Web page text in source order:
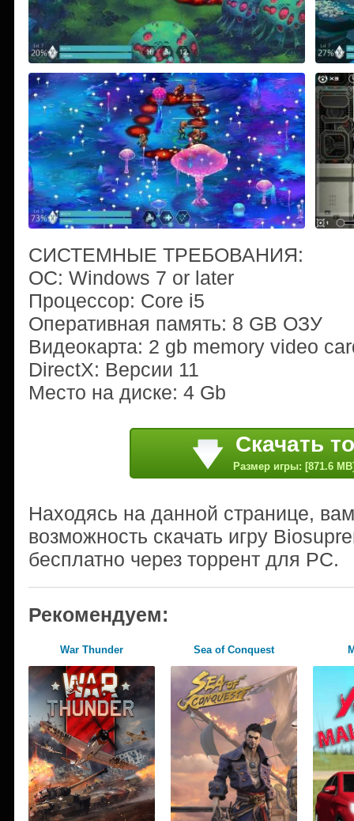
СИСТЕМНЫЕ ТРЕБОВАНИЯ:
ОС: Windows 7 or later
Процессор: Core i5
Оперативная память: 8 GB ОЗУ
Видеокарта: 2 gb memory video
DirectX: Версии 11
Место на диске: 4 Gb
Скачать
Размер игры: [871.6
Находясь на данной странице,
возможность скачать игру
бесплатно через торрент для PC.
Рекомендуем:
War Thunder Sea of Conquest